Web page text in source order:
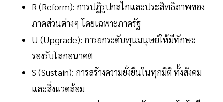
R (Reform): การปฏิรูปกลไกและประสิทธิภาพของ
ภาคส่วนต่างๆ โดยเฉพาะภาครัฐ
U (Upgrade): การยกระดับทุนมนุษย์ให้มีทักษะ
รองรับโลกอนาคต
S (Sustain): การสร้างความยั่งยืนในทุกมิติ ทั้งสังคม
และสิ่งแวดล้อม